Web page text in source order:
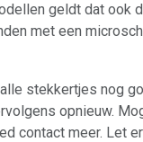
geldt dat ook
met een
stekkertjes nog
opnieuw.
contact meer. Let